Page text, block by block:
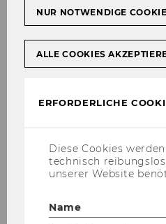
Oktober 2017
Dezember 2017
Jänner 2018
Februar 2018
März 2018
NUR NOTWENDIGE
ALLE COOKIES
ERFORDERLICHE
Diese Cookies
technisch
unserer Website
Name